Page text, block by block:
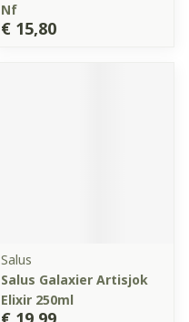
Nf
€ 15,80
Salus
Salus Galaxier Artisjok
Elixir 250ml